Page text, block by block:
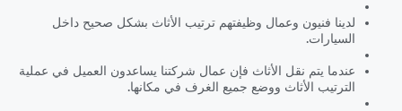
لدينا فنيون وعمال وظيفتهم ترتيب الأثاث بشكل صحيح داخل
السيارات.
عندما يتم نقل الأثاث فإن عمال شركتنا يساعدون العميل في عملية
الترتيب الأثاث ووضع جميع الغرف في مكانها.